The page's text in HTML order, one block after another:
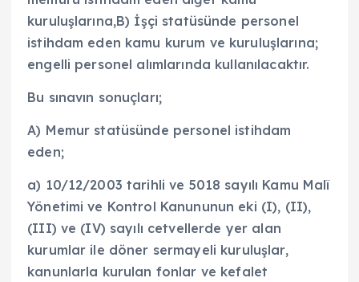
kuruluşlarına,B) İşçi statüsünde personel
istihdam eden kamu kurum ve kuruluşlarına;
engelli personel alımlarında kullanılacaktır.
Bu sınavın sonuçları;
A) Memur statüsünde personel istihdam
eden;
a) 10/12/2003 tarihli ve 5018 sayılı Kamu Malî
Yönetimi ve Kontrol Kanununun eki (I), (II),
(III) ve (IV) sayılı cetvellerde yer alan
kurumlar ile döner sermayeli kuruluşlar,
kanunlarla kurulan fonlar ve kefalet